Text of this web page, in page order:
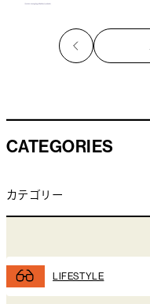
CATEGORIES
カテゴリー
LIFESTYLE